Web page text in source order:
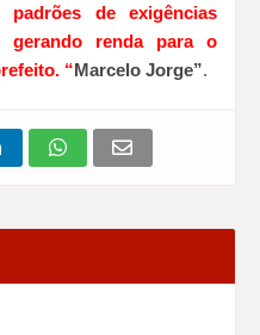
padrões de exigências
gerando renda para o
“Marcelo Jorge”.